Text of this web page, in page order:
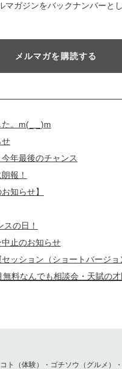
マガジンをバックナンバーと
メルマガを購読する
。m(_ _)m
せ
年最後のチャンス
報！
知らせ】
の日！
止のお知らせ
ッション（ショートバージョ
料なんでも相談会・天賦の
ション（ショートバージョ
ト（体験）・ゴチソウ（グルメ）